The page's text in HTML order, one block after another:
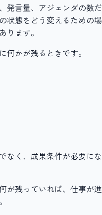
発言量、アジェンダの数だ
状態をどう変えるための場
ります。
何かが残るときです。
なく、成果条件が必要にな
が残っていれば、仕事が進